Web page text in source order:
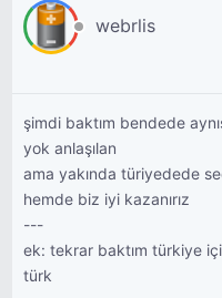
webrlis
şimdi baktım bendede
yok anlaşılan
ama yakında türiyedede
hemde biz iyi kazanırız
---
ek: tekrar baktım türkiye
türk